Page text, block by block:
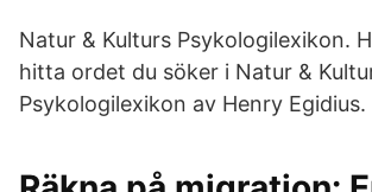
Natur & Kulturs Psykologilexikon.
hitta ordet du söker i Natur &
Psykologilexikon av Henry Egidius.